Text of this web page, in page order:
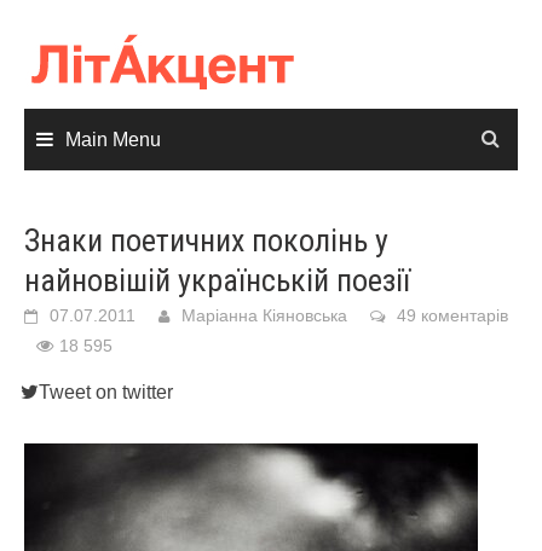
content
Main Menu
Знаки поетичних поколінь у
найновішій українській поезії
07.07.2011 Маріанна Кіяновська
49 коментарів
18 595
Tweet on twitter